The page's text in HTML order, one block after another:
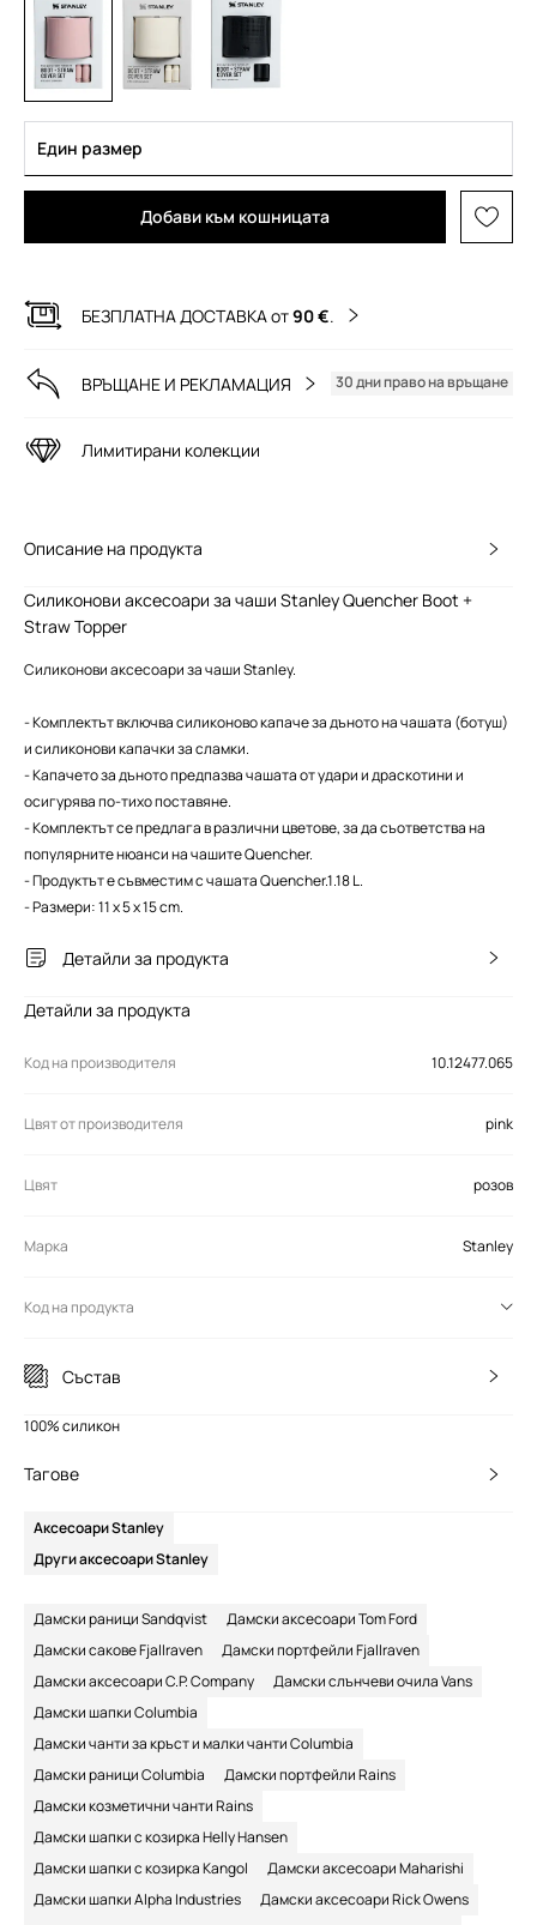
Един размер
Добави към кошницата
БЕЗПЛАТНА ДОСТАВКА от90 €.
ВРЪЩАНЕ И РЕКЛАМАЦИЯ 30 дни право на връщане
Лимитирани колекции
Описание на продукта
Силиконови аксесоари за чаши Stanley Quencher Boot +
Straw Topper
Силиконови аксесоари за чаши Stanley.
- Комплектът включва силиконово капаче за дъното на чашата (ботуш)
и силиконови капачки за сламки.
- Капачето за дъното предпазва чашата от удари и драскотини и
осигурява по-тихо поставяне.
- Комплектът се предлага в различни цветове, за да съответства на
популярните нюанси на чашите Quencher.
- Продуктът е съвместим с чашата Quencher.1.18 L.
- Размери: 11 x 5 x 15 cm.
Детайли за продукта
Детайли за продукта
Код на производителя 10.12477.065
Цвят от производителя pink
Цвят розов
Марка Stanley
Код на продукта
Състав
100% силикон
Тагове
Аксесоари Stanley
Други аксесоари Stanley
Дамски раници Sandqvist
Дамски аксесоари Tom Ford
Дамски сакове Fjallraven
Дамски портфейли Fjallraven
Дамски аксесоари C.P. Company
Дамски слънчеви очила Vans
Дамски шапки Columbia
Дамски чанти за кръст и малки чанти Columbia
Дамски раници Columbia
Дамски портфейли Rains
Дамски козметични чанти Rains
Дамски шапки с козирка Helly Hansen
Дамски шапки с козирка Kangol
Дамски аксесоари Maharishi
Дамски шапки Alpha Industries
Дамски аксесоари Rick Owens